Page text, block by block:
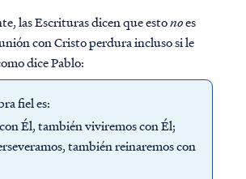
las Escrituras dicen que estonoes
con Cristo perdura incluso si le
dice Pablo:
fiel es:
Él, también viviremos con Él;
también reinaremos con